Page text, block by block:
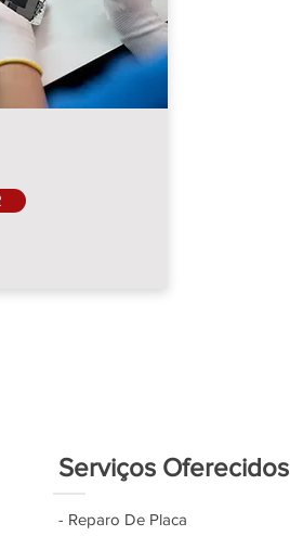
Serviços Oferecidos
- Reparo De Placa